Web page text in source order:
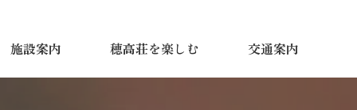
施設案内 穂高荘を楽しむ 交通案内